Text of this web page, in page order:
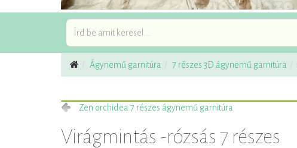
Ágynemű garnitúra 7 részes 3D ágynemű garnitúra
Zen orchidea 7 részes ágynemű garnitúra
Virágmintás -rózsás 7 részes